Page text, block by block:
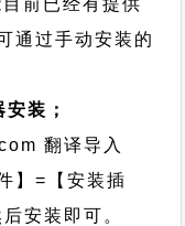
前已经有提供
通过手动安装的
装；
翻译导入
】=【安装插
安装即可。